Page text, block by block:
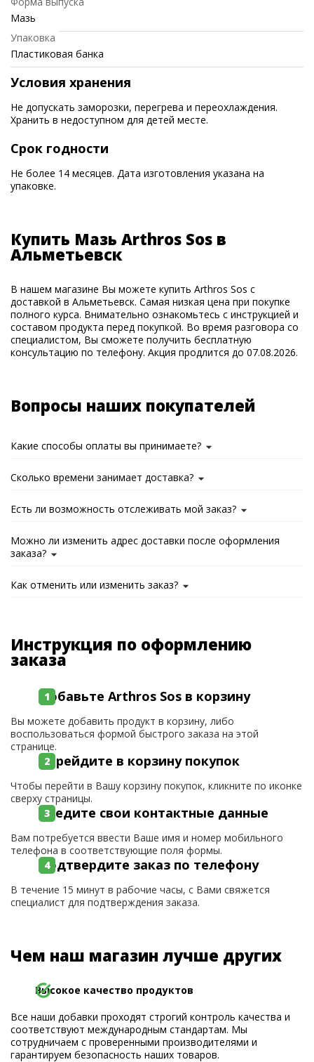
Мазь
Упаковка
Пластиковая банка
Условия хранения
Не допускать заморозки, перегрева и переохлаждения.
Хранить в недоступном для детей месте.
Срок годности
Не более 14 месяцев. Дата изготовления указана на
упаковке.
Купить Мазь Arthros Sos в
Альметьевск
В нашем магазине Вы можете купить Arthros Sos с
доставкой в Альметьевск. Самая низкая цена при покупке
полного курса. Внимательно ознакомьтесь с инструкцией и
составом продукта перед покупкой. Во время разговора со
специалистом, Вы сможете получить бесплатную
консультацию по телефону. Акция продлится до 07.08.2026.
Вопросы наших покупателей
Какие способы оплаты вы принимаете?
Сколько времени занимает доставка?
Есть ли возможность отслеживать мой заказ?
Можно ли изменить адрес доставки после оформления
заказа?
Как отменить или изменить заказ?
Инструкция по оформлению
заказа
Добавьте Arthros Sos в корзину
Вы можете добавить продукт в корзину, либо
воспользоваться формой быстрого заказа на этой
странице.
Перейдите в корзину покупок
Чтобы перейти в Вашу корзину покупок, кликните по иконке
сверху страницы.
Введите свои контактные данные
Вам потребуется ввести Ваше имя и номер мобильного
телефона в соответствующие поля формы.
Подтвердите заказ по телефону
В течение 15 минут в рабочие часы, с Вами свяжется
специалист для подтверждения заказа.
Чем наш магазин лучше других
Высокое качество продуктов
Все наши добавки проходят строгий контроль качества и
соответствуют международным стандартам. Мы
сотрудничаем с проверенными производителями и
гарантируем безопасность наших товаров.